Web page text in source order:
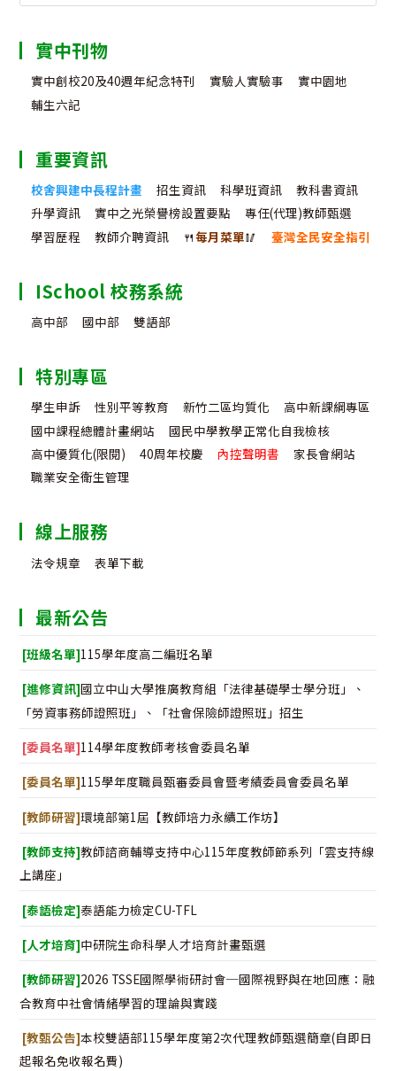
實中刊物
實中創校20及40週年紀念特刊 實驗人實驗事
實中園地
輔生六記
重要資訊
校舍興建中長程計畫 招生資訊 科學班資訊
教科書資訊
升學資訊
實中之光榮譽榜設置要點
專任(代理)教師甄選
學習歷程
教師介聘資訊 🍴每月菜單🥢 臺灣全民安全指引
ISchool 校務系統
高中部 國中部 雙語部
特別專區
學生申訴 性別平等教育 新竹二區均質化
高中新課綱專區
國中課程總體計畫網站
國民中學教學正常化自我檢核
高中優質化(限閱)
40周年校慶 內控聲明書
家長會網站
職業安全衛生管理
線上服務
法令規章 表單下載
最新公告
[班級名單]115學年度高二編班名單
[進修資訊]國立中山大學推廣教育組「法律基礎學士學分班」、
「勞資事務師證照班」、「社會保險師證照班」招生
[委員名單]114學年度教師考核會委員名單
[委員名單]115學年度職員甄審委員會暨考績委員會委員名單
[教師研習]環境部第1屆【教師培力永續工作坊】
[教師支持]教師諮商輔導支持中心115年度教師節系列「雲支持線
上講座」
[泰語檢定]泰語能力檢定CU-TFL
[人才培育]中研院生命科學人才培育計畫甄選
[教師研習]2026 TSSE國際學術研討會─國際視野與在地回應：融
合教育中社會情緒學習的理論與實踐
[教甄公告]本校雙語部115學年度第2次代理教師甄選簡章(自即日
起報名免收報名費)